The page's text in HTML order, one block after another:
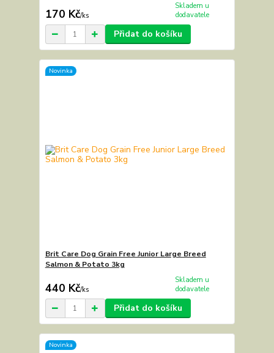
170 Kč/ks
Skladem u
dodavatele
Přidat do košíku
Novinka
Brit Care Dog Grain Free Junior Large Breed
Salmon & Potato 3kg
440 Kč/ks
Skladem u
dodavatele
Přidat do košíku
Novinka